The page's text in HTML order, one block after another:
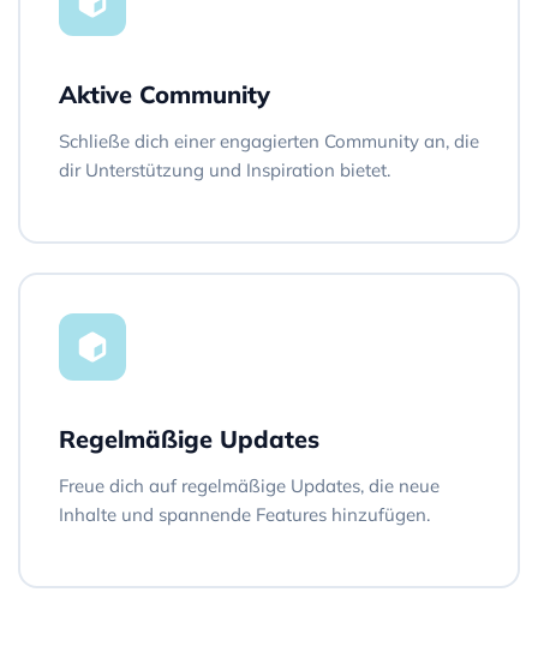
Aktive Community
Schließe dich einer engagierten Community an, die
dir Unterstützung und Inspiration bietet.
Regelmäßige Updates
Freue dich auf regelmäßige Updates, die neue
Inhalte und spannende Features hinzufügen.